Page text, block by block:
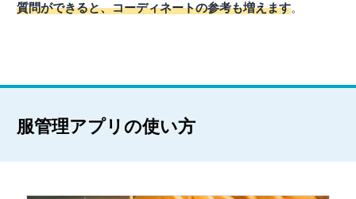
質問ができると、コーディネートの参考も増えます。
服管理アプリの使い方